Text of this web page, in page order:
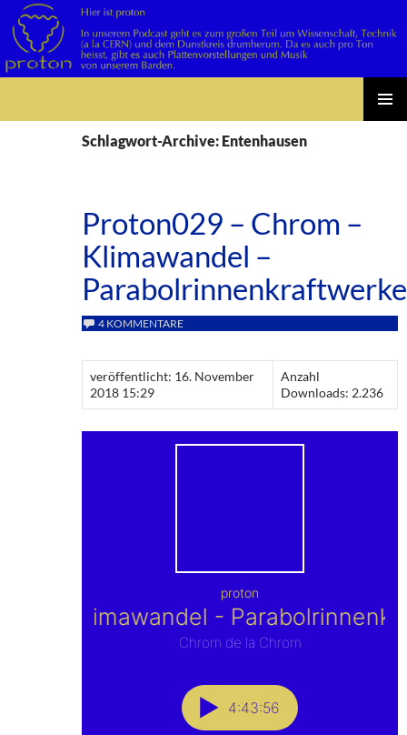
Schlagwort-Archive: Entenhausen
Proton029 – Chrom –
Klimawandel –
Parabolrinnenkraftwerke
4 KOMMENTARE
veröffentlicht: 16. November
2018 15:29
Anzahl
Downloads: 2.236